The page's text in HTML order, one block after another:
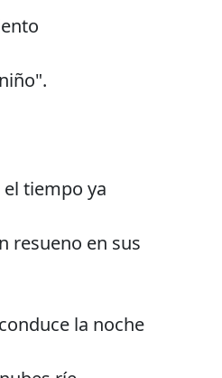
tiempo ya
resueno en sus
la noche